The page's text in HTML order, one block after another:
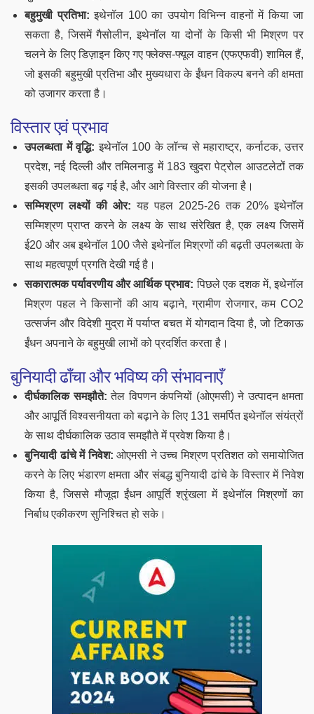
बहुमुखी प्रतिभा: इथेनॉल 100 का उपयोग विभिन्न वाहनों में किया जा
सकता है, जिसमें गैसोलीन, इथेनॉल या दोनों के किसी भी मिश्रण पर
चलने के लिए डिज़ाइन किए गए फ्लेक्स-फ्यूल वाहन (एफएफवी) शामिल हैं,
जो इसकी बहुमुखी प्रतिभा और मुख्यधारा के ईंधन विकल्प बनने की क्षमता
को उजागर करता है।
विस्तार एवं प्रभाव
उपलब्धता में वृद्धि: इथेनॉल 100 के लॉन्च से महाराष्ट्र, कर्नाटक, उत्तर
प्रदेश, नई दिल्ली और तमिलनाडु में 183 खुदरा पेट्रोल आउटलेटों तक
इसकी उपलब्धता बढ़ गई है, और आगे विस्तार की योजना है।
सम्मिश्रण लक्ष्यों की ओर: यह पहल 2025-26 तक 20% इथेनॉल
सम्मिश्रण प्राप्त करने के लक्ष्य के साथ संरेखित है, एक लक्ष्य जिसमें
ई20 और अब इथेनॉल 100 जैसे इथेनॉल मिश्रणों की बढ़ती उपलब्धता के
साथ महत्वपूर्ण प्रगति देखी गई है।
सकारात्मक पर्यावरणीय और आर्थिक प्रभाव: पिछले एक दशक में, इथेनॉल
मिश्रण पहल ने किसानों की आय बढ़ाने, ग्रामीण रोजगार, कम CO2
उत्सर्जन और विदेशी मुद्रा में पर्याप्त बचत में योगदान दिया है, जो टिकाऊ
ईंधन अपनाने के बहुमुखी लाभों को प्रदर्शित करता है।
बुनियादी ढाँचा और भविष्य की संभावनाएँ
दीर्घकालिक समझौते: तेल विपणन कंपनियों (ओएमसी) ने उत्पादन क्षमता
और आपूर्ति विश्वसनीयता को बढ़ाने के लिए 131 समर्पित इथेनॉल संयंत्रों
के साथ दीर्घकालिक उठाव समझौते में प्रवेश किया है।
बुनियादी ढांचे में निवेश: ओएमसी ने उच्च मिश्रण प्रतिशत को समायोजित
करने के लिए भंडारण क्षमता और संबद्ध बुनियादी ढांचे के विस्तार में निवेश
किया है, जिससे मौजूदा ईंधन आपूर्ति श्रृंखला में इथेनॉल मिश्रणों का
निर्बाध एकीकरण सुनिश्चित हो सके।